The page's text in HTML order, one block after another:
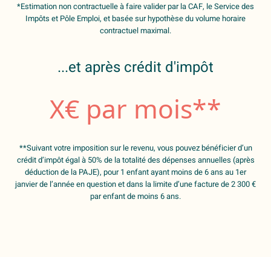
*Estimation non contractuelle à faire valider par la CAF, le Service des
Impôts et Pôle Emploi, et basée sur hypothèse du volume horaire
contractuel maximal.
...et après crédit d'impôt
X€ par mois**
**Suivant votre imposition sur le revenu, vous pouvez bénéficier d’un
crédit d’impôt égal à 50% de la totalité des dépenses annuelles (après
déduction de la PAJE), pour 1 enfant ayant moins de 6 ans au 1er
janvier de l’année en question et dans la limite d’une facture de 2 300 €
par enfant de moins 6 ans.